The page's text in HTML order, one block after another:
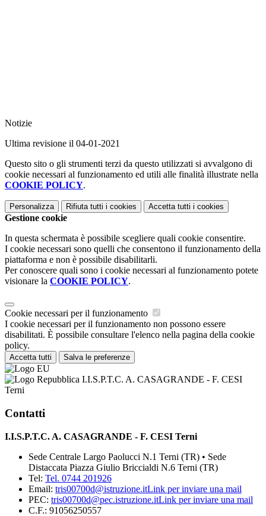
Notizie
Ultima revisione il 04-01-2021
Questo sito o gli strumenti terzi da questo utilizzati si avvalgono di
cookie necessari al funzionamento ed utili alle finalità illustrate nella
COOKIE POLICY.
Personalizza Rifiuta tutti i cookies Accetta tutti i cookies
Gestione cookie
In questa schermata è possibile scegliere quali cookie consentire.
I cookie necessari sono quelli che consentono il funzionamento della
piattaforma e non è possibile disabilitarli.
Per conoscere quali sono i cookie necessari al funzionamento potete
visionare la COOKIE POLICY.
Cookie necessari per il funzionamento
I cookie necessari per il funzionamento non possono essere
disabilitati. È possibile consultare l'elenco nella pagina della cookie
policy.
Accetta tutti Salva le preferenze
I.I.S.P.T.C. A. CASAGRANDE - F. CESI
Terni
Contatti
I.I.S.P.T.C. A. CASAGRANDE - F. CESI Terni
Sede Centrale Largo Paolucci N.1 Terni (TR) • Sede
Distaccata Piazza Giulio Briccialdi N.6 Terni (TR)
Tel: Tel. 0744 201926
Email: tris00700d@istruzione.itLink per inviare una mail
PEC: tris00700d@pec.istruzione.itLink per inviare una mail
C.F.: 91056250557